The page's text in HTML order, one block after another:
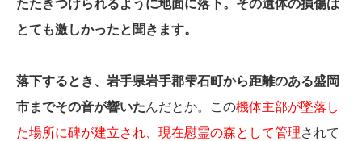
たたきつけられるように地面に落下。その遺体の損傷は
とても激しかったと聞きます。
落下するとき、岩手県岩手郡雫石町から距離のある盛岡
市までその音が響いたんだとか。この機体主部が墜落し
た場所に碑が建立され、現在慰霊の森として管理されて